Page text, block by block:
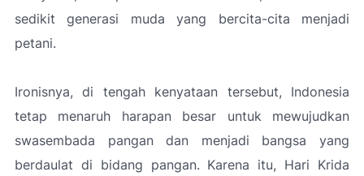
sedikit generasi muda yang bercita-cita menjadi
petani.
Ironisnya, di tengah kenyataan tersebut, Indonesia
tetap menaruh harapan besar untuk mewujudkan
swasembada pangan dan menjadi bangsa yang
berdaulat di bidang pangan. Karena itu, Hari Krida